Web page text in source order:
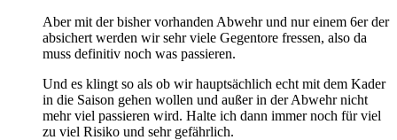
Aber mit der bisher vorhanden Abwehr und nur einem 6er der
absichert werden wir sehr viele Gegentore fressen, also da
muss definitiv noch was passieren.
Und es klingt so als ob wir hauptsächlich echt mit dem Kader
in die Saison gehen wollen und außer in der Abwehr nicht
mehr viel passieren wird. Halte ich dann immer noch für viel
zu viel Risiko und sehr gefährlich.